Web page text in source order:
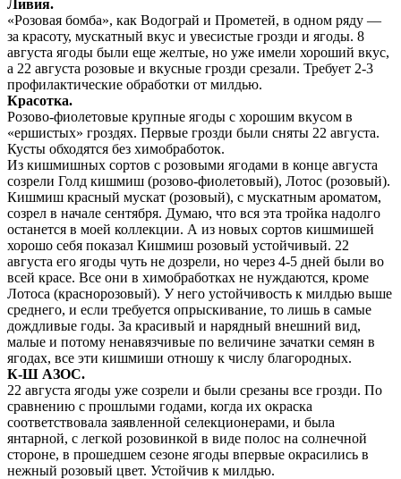
Ливия.
«Розовая бомба», как Водограй и Прометей, в одном ряду —
за красоту, мускатный вкус и увесистые грозди и ягоды. 8
августа ягоды были еще желтые, но уже имели хороший вкус,
а 22 августа розовые и вкусные грозди срезали. Требует 2-3
профилактические обработки от милдью.
Красотка.
Розово-фиолетовые крупные ягоды с хорошим вкусом в
«ершистых» гроздях. Первые грозди были сняты 22 августа.
Кусты обходятся без химобработок.
Из кишмишных сортов с розовыми ягодами в конце августа
созрели Голд кишмиш (розово-фиолетовый), Лотос (розовый).
Кишмиш красный мускат (розовый), с мускатным ароматом,
созрел в начале сентября. Думаю, что вся эта тройка надолго
останется в моей коллекции. А из новых сортов кишмишей
хорошо себя показал Кишмиш розовый устойчивый. 22
августа его ягоды чуть не дозрели, но через 4-5 дней были во
всей красе. Все они в химобработках не нуждаются, кроме
Лотоса (краснорозовый). У него устойчивость к милдью выше
среднего, и если требуется опрыскивание, то лишь в самые
дождливые годы. За красивый и нарядный внешний вид,
малые и потому ненавязчивые по величине зачатки семян в
ягодах, все эти кишмиши отношу к числу благородных.
К-Ш АЗОС.
22 августа ягоды уже созрели и были срезаны все грозди. По
сравнению с прошлыми годами, когда их окраска
соответствовала заявленной селекционерами, и была
янтарной, с легкой розовинкой в виде полос на солнечной
стороне, в прошедшем сезоне ягоды впервые окрасились в
нежный розовый цвет. Устойчив к милдью.